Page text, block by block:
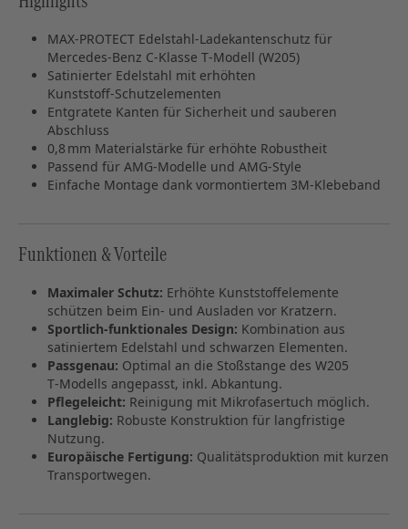
MAX‑PROTECT Edelstahl‑Ladekantenschutz für
Mercedes‑Benz C‑Klasse T‑Modell (W205)
Satinierter Edelstahl mit erhöhten
Kunststoff‑Schutzelementen
Entgratete Kanten für Sicherheit und sauberen
Abschluss
0,8 mm Materialstärke für erhöhte Robustheit
Passend für AMG‑Modelle und AMG‑Style
Einfache Montage dank vormontiertem 3M‑Klebeband
Funktionen & Vorteile
Maximaler Schutz: Erhöhte Kunststoffelemente
schützen beim Ein‑ und Ausladen vor Kratzern.
Sportlich‑funktionales Design: Kombination aus
satiniertem Edelstahl und schwarzen Elementen.
Passgenau: Optimal an die Stoßstange des W205
T‑Modells angepasst, inkl. Abkantung.
Pflegeleicht: Reinigung mit Mikrofasertuch möglich.
Langlebig: Robuste Konstruktion für langfristige
Nutzung.
Europäische Fertigung: Qualitätsproduktion mit kurzen
Transportwegen.